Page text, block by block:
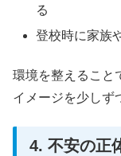
る
登校時に家族
環境を整えること
イメージを少しず
4. 不安の正